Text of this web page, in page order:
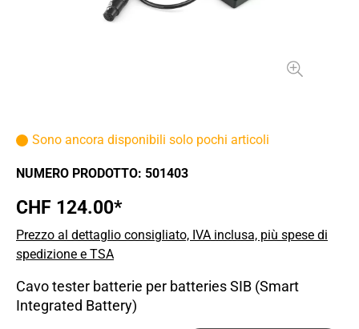
Sono ancora disponibili solo pochi articoli
NUMERO PRODOTTO: 501403
CHF 124.00*
Prezzo al dettaglio consigliato, IVA inclusa, più spese di
spedizione e TSA
Cavo tester batterie per batteries SIB (Smart
Integrated Battery)